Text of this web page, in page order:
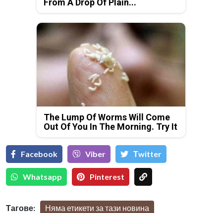
From A Drop Of Plain...
The Lump Of Worms Will Come
Out Of You In The Morning. Try It
Facebook Viber Тwitter
Whatsapp Pinterest
Тагове: Няма етикети за тази новина